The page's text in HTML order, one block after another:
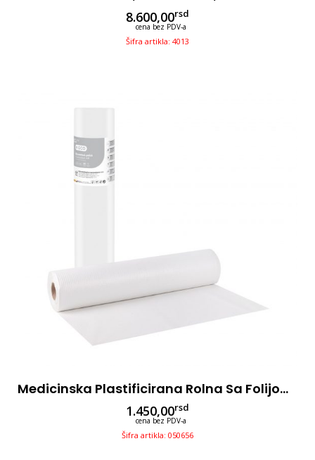
8.600,00rsd
cena bez PDV-a
Šifra artikla: 4013
Medicinska Plastificirana Rolna Sa Folijom 80m/58cm, 2-Sl
1.450,00rsd
cena bez PDV-a
Šifra artikla: 050656